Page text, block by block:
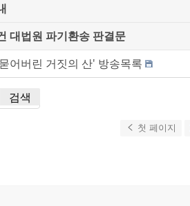
대법원 파기환송 판결문
어버린 거짓의 산' 방송목록
검색
첫 페이지